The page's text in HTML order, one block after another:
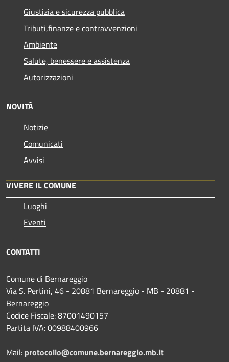
Giustizia e sicurezza pubblica
Tributi,finanze e contravvenzioni
Ambiente
Salute, benessere e assistenza
Autorizzazioni
NOVITÀ
Notizie
Comunicati
Avvisi
VIVERE IL COMUNE
Luoghi
Eventi
CONTATTI
Comune di Bernareggio
Via S. Pertini, 46 - 20881 Bernareggio - MB - 20881 -
Bernareggio
Codice Fiscale: 87001490157
Partita IVA: 00988400966
Mail: protocollo@comune.bernareggio.mb.it